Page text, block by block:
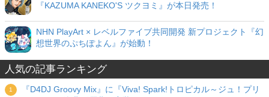
『KAZUMA KANEKO'S ツクヨミ』が本日発売！
NHN PlayArt × レベルファイブ共同開発 新プロジェクト『幻
想世界のぷちぽよん』が始動！
人気の記事ランキング
『D4DJ Groovy Mix』に『Viva! Spark!トロピカル～ジュ！プリ